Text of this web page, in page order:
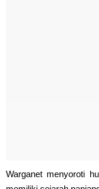
Warganet menyoroti